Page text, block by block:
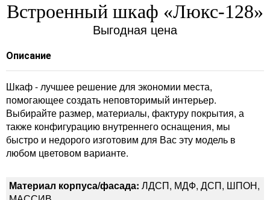
Встроенный шкаф «Люкс-128»
Выгодная цена
Описание
Шкаф - лучшее решение для экономии места,
помогающее создать неповторимый интерьер.
Выбирайте размер, материалы, фактуру покрытия, а
также конфигурацию внутреннего оснащения, мы
быстро и недорого изготовим для Вас эту модель в
любом цветовом варианте.
Материал корпуса/фасада: ЛДСП, МДФ, ДСП, ШПОН,